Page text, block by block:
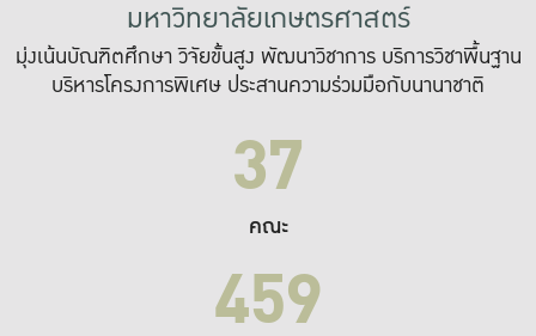
มหาวิทยาลัยเกษตรศาสตร์
มุ่งเน้นบัณฑิตศึกษา วิจัยขั้นสูง พัฒนาวิชาการ บริการวิชาพื้นฐาน
บริหารโครงการพิเศษ ประสานความร่วมมือกับนานาชาติ
37
คณะ
459